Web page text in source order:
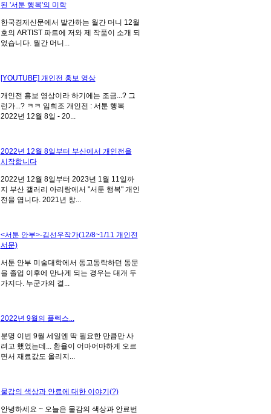
된 '서툰 행복'의 미학
한국경제신문에서 발간하는 월간 머니 12월
호의 ARTIST 파트에 저와 제 작품이 소개 되
었습니다. 월간 머니...
[YOUTUBE] 개인전 홍보 영상
개인전 홍보 영상이라 하기에는 조금...? 그
런가...? ㅋㅋ 임희조 개인전 : 서툰 행복
2022년 12월 8일 - 20...
2022년 12월 8일부터 부산에서 개인전을
시작합니다
2022년 12월 8일부터 2023년 1월 11일까
지 부산 갤러리 아리랑에서 "서툰 행복" 개인
전을 엽니다. 2021년 창...
<서툰 안부>-김선우작가(12/8~1/11 개인전
서문)
서툰 안부 미술대학에서 동고동락하던 동문
을 졸업 이후에 만나게 되는 경우는 대개 두
가지다. 누군가의 결...
2022년 9월의 플렉스...
분명 이번 9월 세일엔 딱 필요한 만큼만 사
려고 했었는데... 환율이 어마어마하게 오르
면서 재료값도 올리지...
물감의 색상과 안료에 대한 이야기(?)
안녕하세요 ~ 오늘은 물감의 색상과 안료번